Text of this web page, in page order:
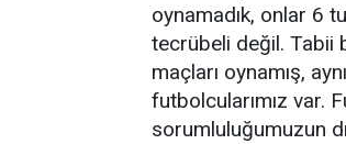
oynamadık, onlar 6
tecrübeli değil. Tabii
maçları oynamış,
futbolcularımız var.
sorumluluğumuzun